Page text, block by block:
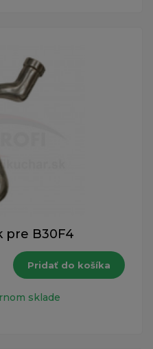
pre B30F4
Pridať do košíka
sklade